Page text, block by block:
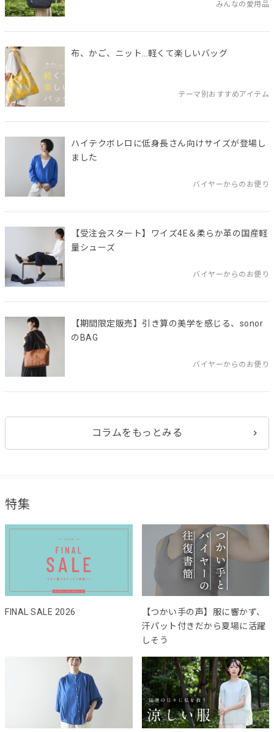
みんなの愛用品
布、かご、ニット…軽くて楽しいバッグ
テーマ別おすすめアイテム
ハイテクボレロに低身長さん向けサイズが登場し
ました
バイヤーからのお便り
【受注会スタート】ワイズ4E＆柔らか革の国産軽
量シューズ
バイヤーからのお便り
【期間限定販売】引き算の美学を感じる、sonor
のBAG
バイヤーからのお便り
コラムをもっとみる
特集
FINAL SALE 2026
【つかい手の声】服に響かず、
汗パット付きだから夏場に活躍
しそう